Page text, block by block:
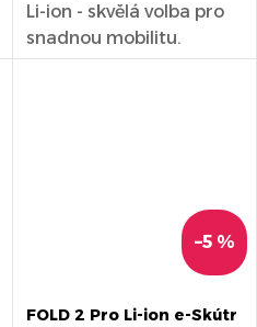
Li-ion - skvělá volba pro
snadnou mobilitu.
Kvalitní baterie a...
–5 %
FOLD 2 Pro Li-ion e-Skútr